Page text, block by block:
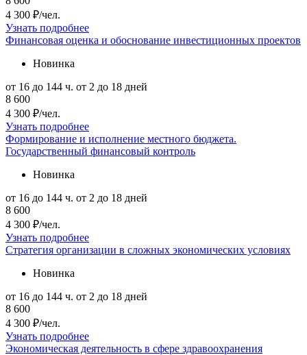
4 300 ₽/чел.
Узнать подробнее
Финансовая оценка и обоснование инвестиционных проектов
Новинка
от 16 до 144 ч. от 2 до 18 дней
8 600
4 300 ₽/чел.
Узнать подробнее
Формирование и исполнение местного бюджета.
Государственный финансовый контроль
Новинка
от 16 до 144 ч. от 2 до 18 дней
8 600
4 300 ₽/чел.
Узнать подробнее
Стратегия организации в сложных экономических условиях
Новинка
от 16 до 144 ч. от 2 до 18 дней
8 600
4 300 ₽/чел.
Узнать подробнее
Экономическая деятельность в сфере здравоохранения